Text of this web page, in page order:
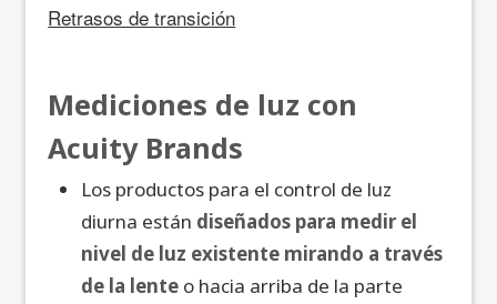
Retrasos de transición
Mediciones de luz con
Acuity Brands
Los productos para el control de luz
diurna están diseñados para medir el
nivel de luz existente mirando a través
de la lente o hacia arriba de la parte